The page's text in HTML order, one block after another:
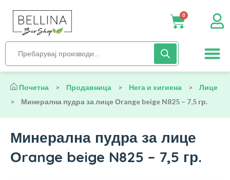
0
Почетна > Продавница > Нега и хигиена >
Лице
>
Минерална пудра за лице Оrange beige N825 – 7,5 гр.
Минерална пудра за лице
Оrange beige N825 – 7,5 гр.